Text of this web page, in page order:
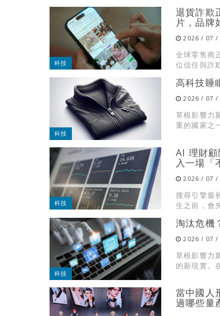
科技
退貨詐欺
片，品牌
2026 / 07 /
全球零售商
位信任與詐
科技
高科技睡
2026 / 07 /
草根影響力
重的國家之
科技
AI 理財
入一場「
2026 / 07 /
搜尋引擎最
生之前，會
科技
淘汰危機
2026 / 07 /
草根影響力
的新現實。
當中國人
過哪些量